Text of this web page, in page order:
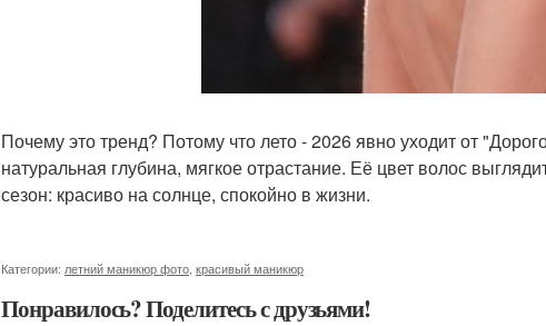
Почему это тренд? Потому что лето - 2026 явно уходит от
натуральная глубина, мягкое отрастание. Её цвет волос
сезон: красиво на солнце, спокойно в жизни.
Категории: летний маникюр фото красивый маникюр
Понравилось? Поделитесь с друзьями!